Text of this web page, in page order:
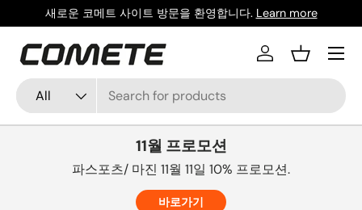
콘텐츠로 건너뛰기
새로운 코메트 사이트 방문을 환영합니다. Learn more
찾다
상품 유형
All
로그인바구니
메뉴
11월 프로모션
파스포츠/ 마진 11월 11일 10% 프로모션.
바로가기